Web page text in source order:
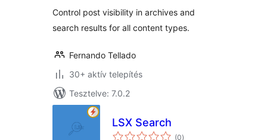
Control post visibility in archives and
search results for all content types.
Fernando Tellado
30+ aktív telepítés
Tesztelve: 7.0.2
LSX Search
(0értékelés
)